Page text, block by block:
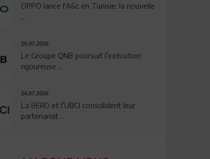
OPPO lance l'A6c en Tunisie: la nouvelle
...
29.07.2026
Le Groupe QNB poursuit l’exécution
rigoureuse ...
24.07.2026
La BERD et l’UBCI consolident leur
partenariat ...